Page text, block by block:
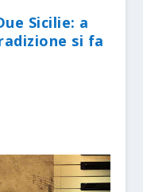
Sicilie: a
si fa